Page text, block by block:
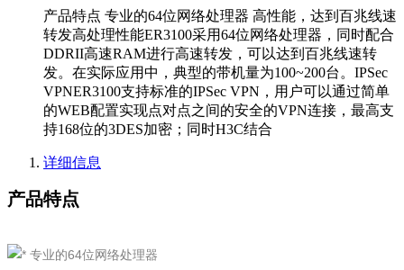
产品特点 专业的64位网络处理器 高性能，达到百兆线速
转发高处理性能ER3100采用64位网络处理器，同时配合
DDRII高速RAM进行高速转发，可以达到百兆线速转
发。在实际应用中，典型的带机量为100~200台。IPSec
VPNER3100支持标准的IPSec VPN，用户可以通过简单
的WEB配置实现点对点之间的安全的VPN连接，最高支
持168位的3DES加密；同时H3C结合
详细信息
产品特点
专业的64位网络处理器